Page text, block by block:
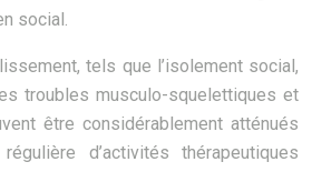
social.
tels que l’isolement social,
troubles musculo-squelettiques et
être considérablement atténués
d’activités thérapeutiques